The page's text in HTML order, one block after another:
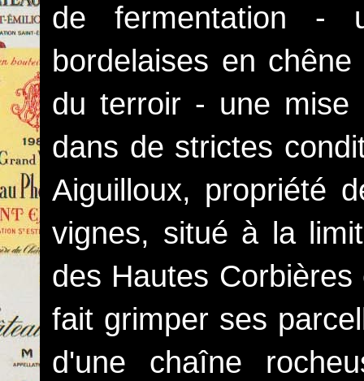
de fermentation -
bordelaises en
du terroir - une mise
dans de strictes
Aiguilloux, propriété
vignes, situé à la
des Hautes
fait grimper ses
d'une chaîne